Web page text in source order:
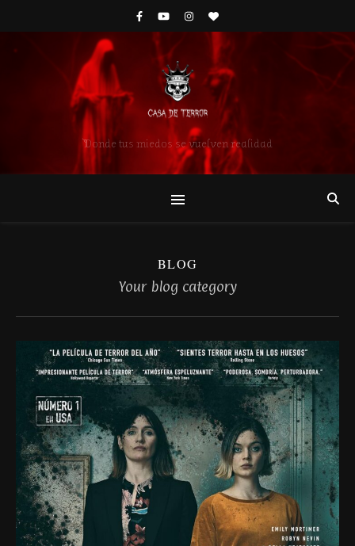
Donde tus miedos se vuelven realidad
BLOG
Your blog category